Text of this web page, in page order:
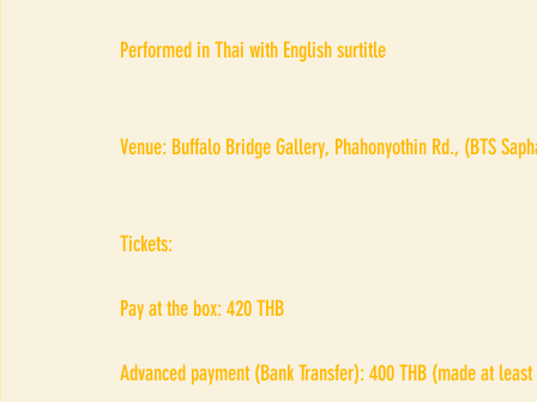
Performed in Thai with English surtitle
Venue: Buffalo Bridge Gallery, Phahonyothin Rd., (BTS
Tickets:
Pay at the box: 420 THB
Advanced payment (Bank Transfer): 400 THB (made at